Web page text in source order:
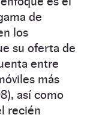
de
los
su oferta de
entre
más
así como
recién